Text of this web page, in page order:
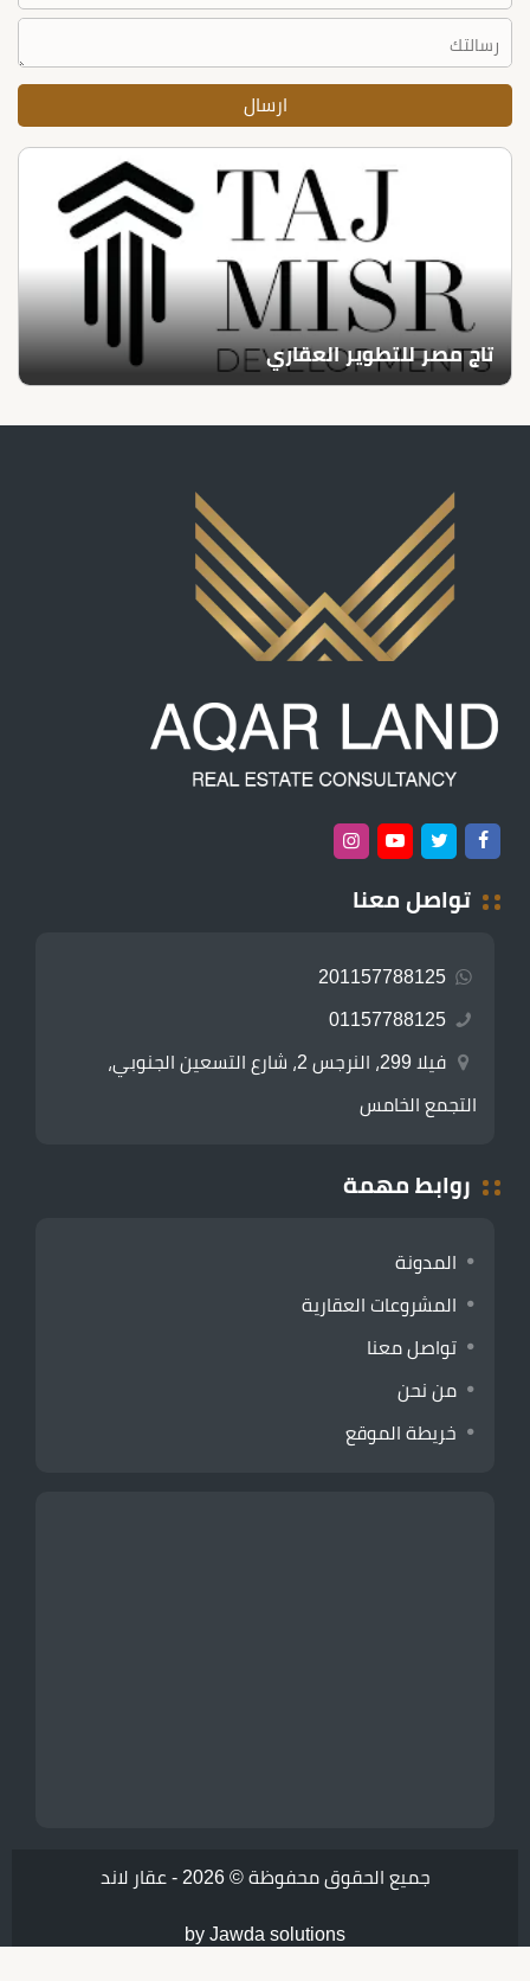
تاج مصر للتطوير العقاري
تواصل معنا
201157788125
01157788125
فيلا 299، النرجس 2، شارع التسعين الجنوبي،
التجمع الخامس
روابط مهمة
المدونة
المشروعات العقارية
تواصل معنا
من نحن
خريطة الموقع
جميع الحقوق محفوظة © 2026 - عقار لاند
by Jawda solutions